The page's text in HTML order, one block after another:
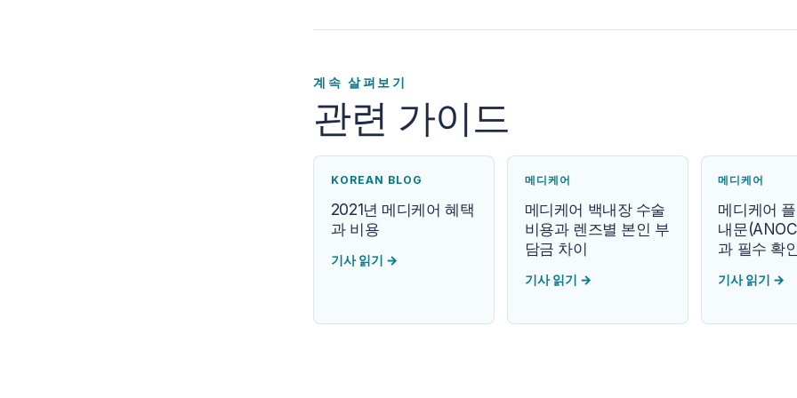
계속 살펴보기
관련 가이드
KOREAN BLOG
2021년 메디케어 혜택
과 비용
기사 읽기 →
메디케어
메디케어 백내장 수술
비용과 렌즈별 본인 부
담금 차이
기사 읽기 →
메디케어
메디케어
내문
과 필수 확
기사 읽기 →